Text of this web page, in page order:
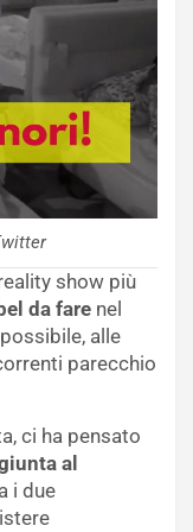
show più
da fare nel
alle
parecchio
ci ha pensato
al
i due